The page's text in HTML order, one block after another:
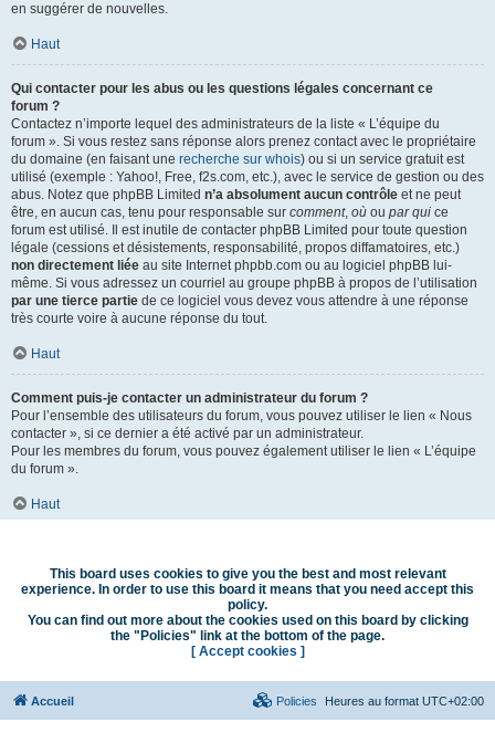
en suggérer de nouvelles.
Haut
Qui contacter pour les abus ou les questions légales concernant ce
forum ?
Contactez n’importe lequel des administrateurs de la liste « L’équipe du
forum ». Si vous restez sans réponse alors prenez contact avec le propriétaire
du domaine (en faisant une recherche sur whois) ou si un service gratuit est
utilisé (exemple : Yahoo!, Free, f2s.com, etc.), avec le service de gestion ou des
abus. Notez que phpBB Limited n’a absolument aucun contrôle et ne peut
être, en aucun cas, tenu pour responsable sur comment, où ou par qui ce
forum est utilisé. Il est inutile de contacter phpBB Limited pour toute question
légale (cessions et désistements, responsabilité, propos diffamatoires, etc.)
non directement liée au site Internet phpbb.com ou au logiciel phpBB lui-
même. Si vous adressez un courriel au groupe phpBB à propos de l’utilisation
par une tierce partie de ce logiciel vous devez vous attendre à une réponse
très courte voire à aucune réponse du tout.
Haut
Comment puis-je contacter un administrateur du forum ?
Pour l’ensemble des utilisateurs du forum, vous pouvez utiliser le lien « Nous
contacter », si ce dernier a été activé par un administrateur.
Pour les membres du forum, vous pouvez également utiliser le lien « L’équipe
du forum ».
Haut
This board uses cookies to give you the best and most relevant
experience. In order to use this board it means that you need accept this
policy.
You can find out more about the cookies used on this board by clicking
the "Policies" link at the bottom of the page.
[ Accept cookies ]
Accueil Heures au format UTC+02:00
Policies